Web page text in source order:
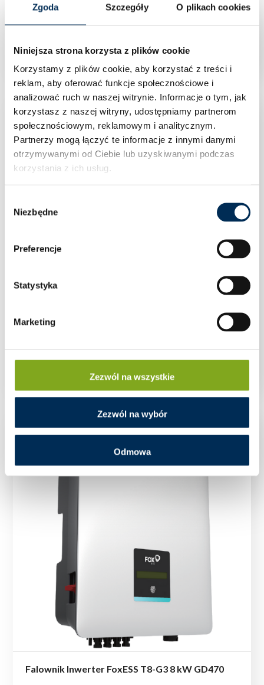
Zgoda Szczegóły O plikach cookies
Niniejsza strona korzysta z plików cookie
Korzystamy z plików cookie, aby korzystać z treści i
reklam, aby oferować funkcje społecznościowe i
analizować ruch w naszej witrynie. Informacje o tym, jak
korzystasz z naszej witryny, udostępniamy partnerom
społecznościowym, reklamowym i analitycznym.
Partnerzy mogą łączyć te informacje z innymi danymi
otrzymywanymi od Ciebie lub uzyskiwanymi podczas
korzystania z ich usług.
zgody
Niezbędne
Preferencje
Statystyka
Marketing
Zezwól na wszystkie
Zezwól na wybór
Odmowa
Falownik Inwerter trójfazowy Huawei SUN2000-
Falownik Inwerter FoxESS T8-G3 8 kW GD470